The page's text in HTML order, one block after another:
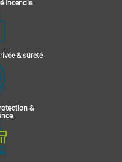
Incendie
& sûreté
&